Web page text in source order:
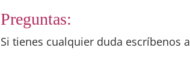
Preguntas:
Si tienes cualquier duda escríbenos a